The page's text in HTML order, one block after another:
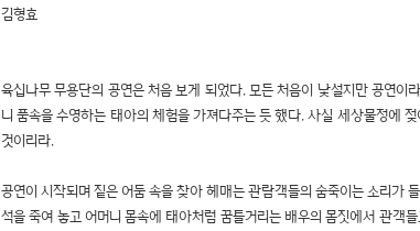
김형효
육십나무 무용단의 공연은 처음 보게 되었다. 모든 처음이 낯설지만 공연
니 품속을 수영하는 태아의 체험을 가져다주는 듯 했다. 사실 세상물정에
것이리라.
공연이 시작되며 짙은 어둠 속을 찾아 헤매는 관람객들의 숨죽이는 소리가
석을 죽여 놓고 어머니 몸속에 태아처럼 꿈틀거리는 배우의 몸짓에서 관